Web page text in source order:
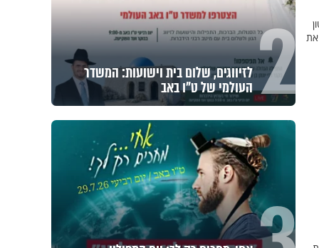
את
2 לזיווגים, שלום בית וישועות: המשדר
העולמי של ט"ו באב